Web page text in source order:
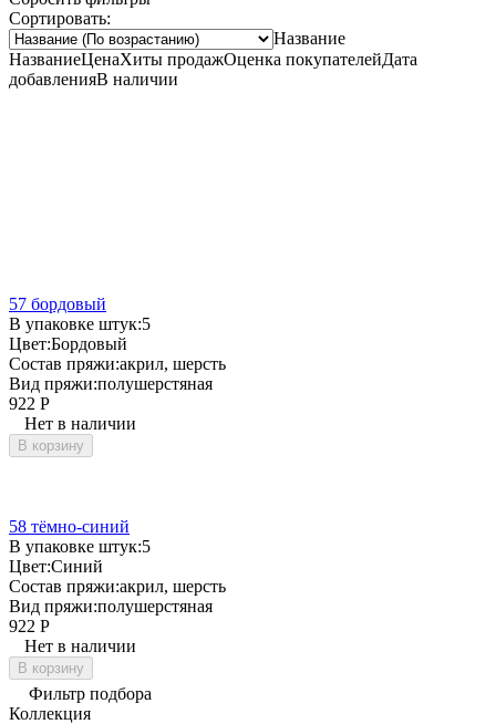
Сортировать:
Название
НазваниеЦенаХиты продажОценка покупателейДата
добавленияВ наличии
57 бордовый
В упаковке штук:5
Цвет:Бордовый
Состав пряжи:акрил, шерсть
Вид пряжи:полушерстяная
922 Р
Нет в наличии
В корзину
58 тёмно-синий
В упаковке штук:5
Цвет:Синий
Состав пряжи:акрил, шерсть
Вид пряжи:полушерстяная
922 Р
Нет в наличии
В корзину
Фильтр подбора
Коллекция